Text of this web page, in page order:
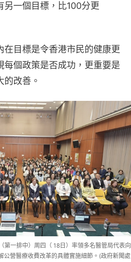
另一個目標，比100分更
在目標是令香港市民的健康更
每個政策是否成功，更重要是
改善。
第一排中）周四（ 18日）率領多名醫管局代表向
營醫療收費改革的具體實施細節。(政府新聞處